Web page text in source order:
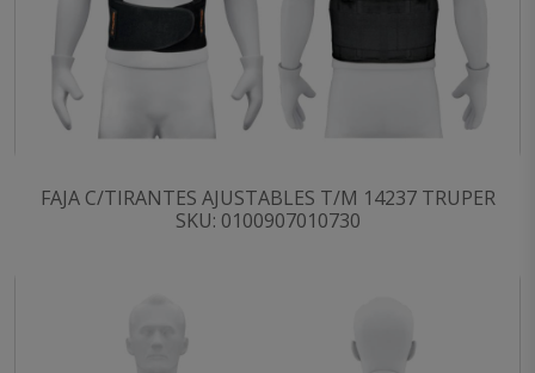
FAJA C/TIRANTES AJUSTABLES T/M 14237 TRUPER
SKU: 0100907010730